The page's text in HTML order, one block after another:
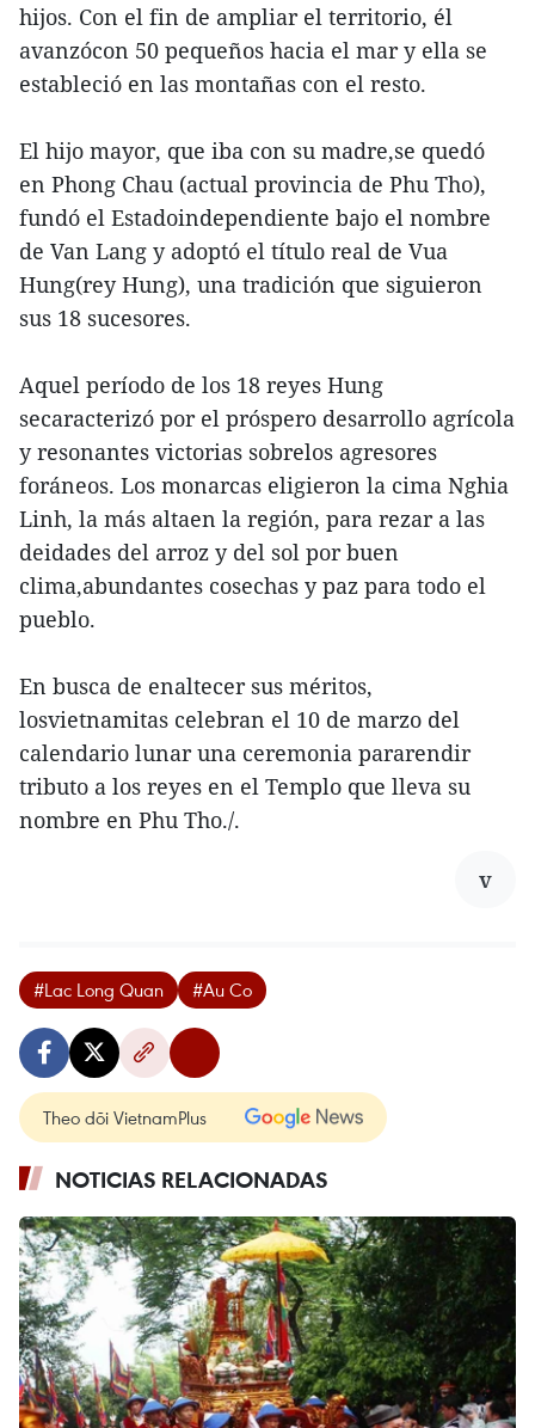
hijos. Con el fin de ampliar el territorio, él
avanzócon 50 pequeños hacia el mar y ella se
estableció en las montañas con el resto.
El hijo mayor, que iba con su madre,se quedó
en Phong Chau (actual provincia de Phu Tho),
fundó el Estadoindependiente bajo el nombre
de Van Lang y adoptó el título real de Vua
Hung(rey Hung), una tradición que siguieron
sus 18 sucesores.
Aquel período de los 18 reyes Hung
secaracterizó por el próspero desarrollo agrícola
y resonantes victorias sobrelos agresores
foráneos. Los monarcas eligieron la cima Nghia
Linh, la más altaen la región, para rezar a las
deidades del arroz y del sol por buen
clima,abundantes cosechas y paz para todo el
pueblo.
En busca de enaltecer sus méritos,
losvietnamitas celebran el 10 de marzo del
calendario lunar una ceremonia pararendir
tributo a los reyes en el Templo que lleva su
nombre en Phu Tho./.
v
#Lac Long Quan #Au Co
Theo dõi VietnamPlus
NOTICIAS RELACIONADAS